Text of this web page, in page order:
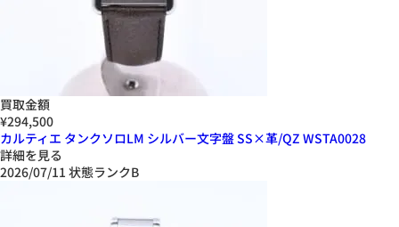
買取金額
¥294,500
カルティエ タンクソロLM シルバー文字盤 SS×革/QZ WSTA0028
詳細を見る
2026/07/11 状態ランクB